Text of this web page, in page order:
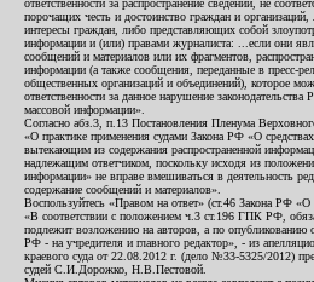
ответственности за распространение сведений, не
порочащих честь и достоинство граждан и
интересы граждан, либо представляющих собой
информации и (или) правами журналиста: ...если они
сообщений и материалов или их фрагментов,
информации (а также сообщения, переданные в пресс-
общественных организаций и объединений), которое
ответственности за данное нарушение законодательства
массовой информации».
Согласно абз.3, п.13 Постановления Пленума
«О практике применения судами Закона РФ «О
вытекающим из содержания распространенной
надлежащим ответчиком, поскольку исходя из
информации» не вправе вмешиваться в деятельность
содержание сообщений и материалов».
Воспользуйтесь «Правом на ответ» (ст.46 Закона РФ
«В соответствии с положением ч.3 ст.196 ГПК РФ,
подлежит возложению на авторов, а по
РФ - на учредителя и главного редактор», - из
краевого суда от 22.08.2012 г. (дело №33-5325/2012)
судей С.И.Дорожко, Н.В.Пестовой.